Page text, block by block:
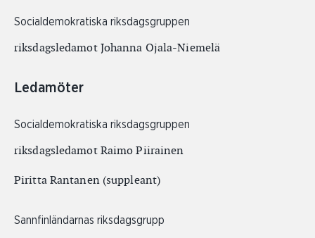
Socialdemokratiska riksdagsgruppen
riksdagsledamot Johanna Ojala-Niemelä
Ledamöter
Socialdemokratiska riksdagsgruppen
riksdagsledamot Raimo Piirainen
Piritta Rantanen (suppleant)
Sannfinländarnas riksdagsgrupp